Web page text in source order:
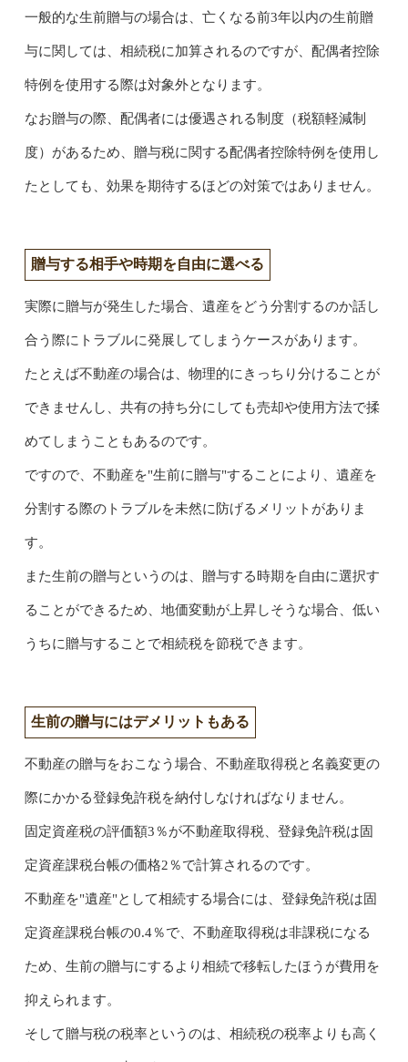
一般的な生前贈与の場合は、亡くなる前3年以内の生前贈
与に関しては、相続税に加算されるのですが、配偶者控除
特例を使用する際は対象外となります。
なお贈与の際、配偶者には優遇される制度（税額軽減制
度）があるため、贈与税に関する配偶者控除特例を使用し
たとしても、効果を期待するほどの対策ではありません。
贈与する相手や時期を自由に選べる
実際に贈与が発生した場合、遺産をどう分割するのか話し
合う際にトラブルに発展してしまうケースがあります。
たとえば不動産の場合は、物理的にきっちり分けることが
できませんし、共有の持ち分にしても売却や使用方法で揉
めてしまうこともあるのです。
ですので、不動産を"生前に贈与"することにより、遺産を
分割する際のトラブルを未然に防げるメリットがありま
す。
また生前の贈与というのは、贈与する時期を自由に選択す
ることができるため、地価変動が上昇しそうな場合、低い
うちに贈与することで相続税を節税できます。
生前の贈与にはデメリットもある
不動産の贈与をおこなう場合、不動産取得税と名義変更の
際にかかる登録免許税を納付しなければなりません。
固定資産税の評価額3％が不動産取得税、登録免許税は固
定資産課税台帳の価格2％で計算されるのです。
不動産を"遺産"として相続する場合には、登録免許税は固
定資産課税台帳の0.4％で、不動産取得税は非課税になる
ため、生前の贈与にするより相続で移転したほうが費用を
抑えられます。
そして贈与税の税率というのは、相続税の税率よりも高く